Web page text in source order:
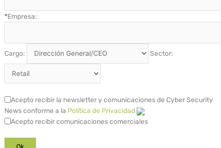
*Empresa:
Cargo: Sector:
Acepto recibir la newsletter y comunicaciones de Cyber Security
News conforme a la Política de Privacidad
Acepto recibir comunicaciones comerciales